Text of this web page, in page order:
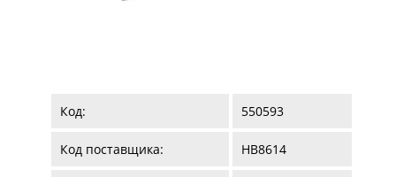
Код: 550593
Код поставщика: HB8614